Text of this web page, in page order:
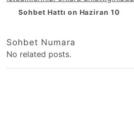
Sohbet Hattı on Haziran 10
Sohbet Numara
No related posts.